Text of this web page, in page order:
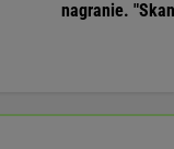
nagranie.